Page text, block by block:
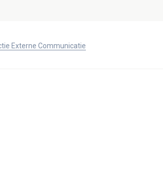
Externe Communicatie